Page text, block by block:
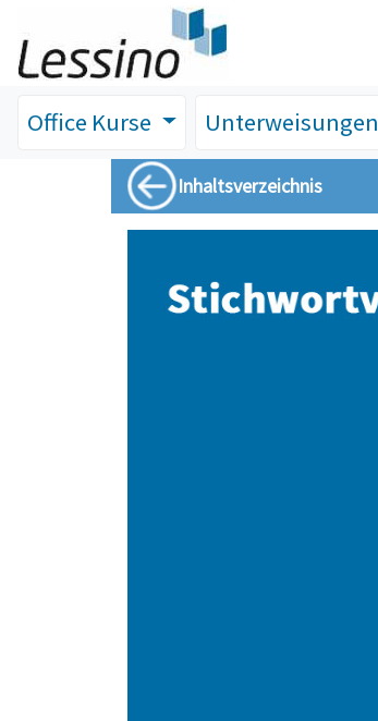
Office Kurse Unterweisungen
Inhaltsverzeichnis